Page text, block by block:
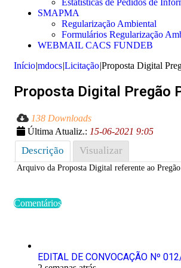
Estatísticas de Pedidos de
SMAPMA
Regularização Ambiental
Formulários Regularização
WEBMAIL CACS FUNDEB
Início|mdocs|Licitação|Proposta Digital
Proposta Digital Pregão
138 Downloads
Última Atualiz.: 15-06-2021 9:05
Descrição Visualizar
Arquivo da Proposta Digital referente ao
Comentários
EDITAL DE CONVOCAÇÃO Nº